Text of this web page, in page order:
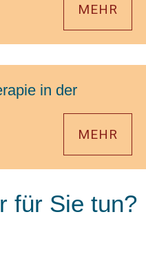
MEHR
in der
MEHR
für Sie tun?